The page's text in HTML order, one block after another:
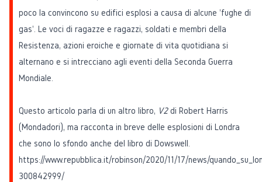
poco la convincono su edifici esplosi a causa di alcune 'fughe di
gas'. Le voci di ragazze e ragazzi, soldati e membri della
Resistenza, azioni eroiche e giornate di vita quotidiana si
alternano e si intrecciano agli eventi della Seconda Guerra
Mondiale.
Questo articolo parla di un altro libro, V2di Robert Harris
(Mondadori), ma racconta in breve delle esplosioni di Londra
che sono lo sfondo anche del libro di Dowswell.
https://www.repubblica.it/robinson/2020/11/17/news/
300842999/